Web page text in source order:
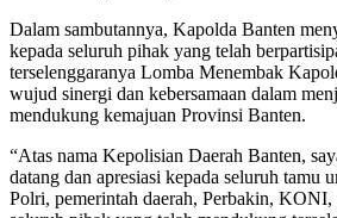
Dalam sambutannya, Kapolda Banten
kepada seluruh pihak yang telah
terselenggaranya Lomba Menembak
wujud sinergi dan kebersamaan dalam
mendukung kemajuan Provinsi Banten.
“Atas nama Kepolisian Daerah Banten,
datang dan apresiasi kepada seluruh tamu
Polri, pemerintah daerah, Perbakin, KONI,